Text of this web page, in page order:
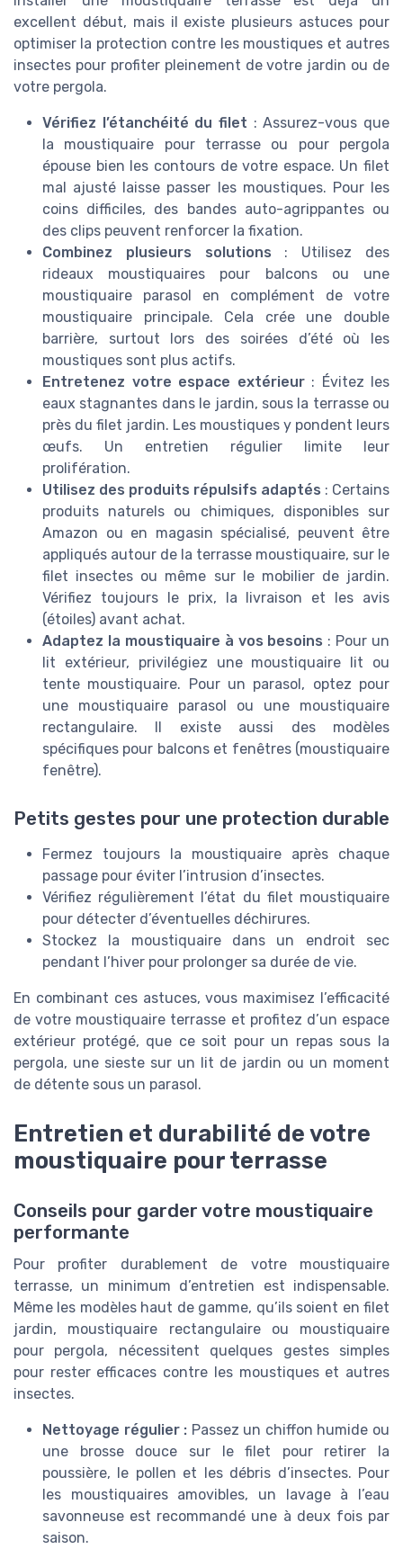
excellent début, mais il existe plusieurs astuces pour
optimiser la protection contre les moustiques et autres
insectes pour profiter pleinement de votre jardin ou de
votre pergola.
Vérifiez l’étanchéité du filet : Assurez-vous que
la moustiquaire pour terrasse ou pour pergola
épouse bien les contours de votre espace. Un filet
mal ajusté laisse passer les moustiques. Pour les
coins difficiles, des bandes auto-agrippantes ou
des clips peuvent renforcer la fixation.
Combinez plusieurs solutions : Utilisez des
rideaux moustiquaires pour balcons ou une
moustiquaire parasol en complément de votre
moustiquaire principale. Cela crée une double
barrière, surtout lors des soirées d’été où les
moustiques sont plus actifs.
Entretenez votre espace extérieur: Évitez les
eaux stagnantes dans le jardin, sous la terrasse ou
près du filet jardin. Les moustiques y pondent leurs
œufs. Un entretien régulier limite leur
prolifération.
Utilisez des produits répulsifs adaptés : Certains
produits naturels ou chimiques, disponibles sur
Amazon ou en magasin spécialisé, peuvent être
appliqués autour de la terrasse moustiquaire, sur le
filet insectes ou même sur le mobilier de jardin.
Vérifiez toujours le prix, la livraison et les avis
(étoiles) avant achat.
Adaptez la moustiquaire à vos besoins : Pour un
lit extérieur, privilégiez une moustiquaire lit ou
tente moustiquaire. Pour un parasol, optez pour
une moustiquaire parasol ou une moustiquaire
rectangulaire. Il existe aussi des modèles
spécifiques pour balcons et fenêtres (moustiquaire
fenêtre).
Petits gestes pour une protection durable
Fermez toujours la moustiquaire après chaque
passage pour éviter l’intrusion d’insectes.
Vérifiez régulièrement l’état du filet moustiquaire
pour détecter d’éventuelles déchirures.
Stockez la moustiquaire dans un endroit sec
pendant l’hiver pour prolonger sa durée de vie.
En combinant ces astuces, vous maximisez l’efficacité
de votre moustiquaire terrasse et profitez d’un espace
extérieur protégé, que ce soit pour un repas sous la
pergola, une sieste sur un lit de jardin ou un moment
de détente sous un parasol.
Entretien et durabilité de votre
moustiquaire pour terrasse
Conseils pour garder votre moustiquaire
performante
Pour profiter durablement de votre moustiquaire
terrasse, un minimum d’entretien est indispensable.
Même les modèles haut de gamme, qu’ils soient en filet
jardin, moustiquaire rectangulaire ou moustiquaire
pour pergola, nécessitent quelques gestes simples
pour rester efficaces contre les moustiques et autres
insectes.
Nettoyage régulier : Passez un chiffon humide ou
une brosse douce sur le filet pour retirer la
poussière, le pollen et les débris d’insectes. Pour
les moustiquaires amovibles, un lavage à l’eau
savonneuse est recommandé une à deux fois par
saison.